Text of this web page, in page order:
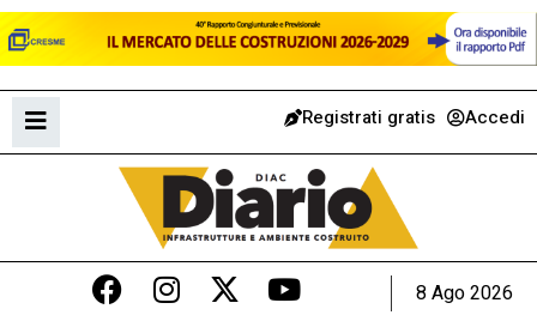
Registrati gratis Accedi
8 Ago 2026